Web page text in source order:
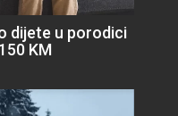
dijete u porodici
KM